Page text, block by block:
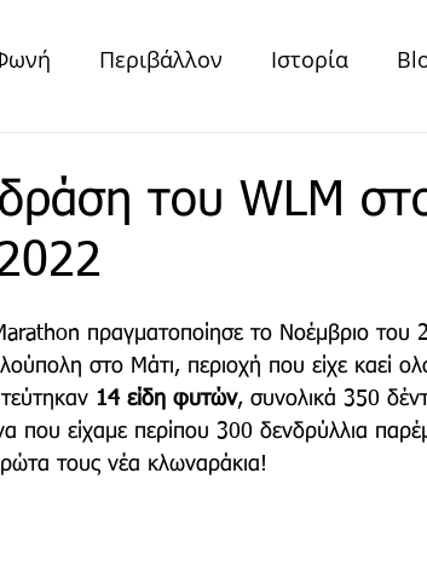
Περιβάλλον Ιστορία
Παιδί Auto Εκκλησίες
Μαραθώνια Μονοπάτια
του WLM
πραγματοποίησε το Νοέμβριο του
στο Μάτι, περιοχή που είχε καεί
14 είδη φυτών, συνολικά 350
που είχαμε περίπου 300 δενδρύλλια
τους νέα κλωναράκια!